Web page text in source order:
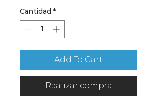
Cantidad *
Add To Cart
Realizar compra